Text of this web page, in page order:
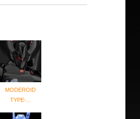
MODEROID
TYPE-...